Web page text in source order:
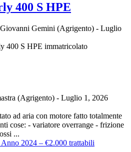
400 S HPE
Gemini (Agrigento) - Luglio
400 S HPE immatricolato
(Agrigento) - Luglio 1, 2026
ad aria con motore fatto totalmente
cose: - variatore overrange - frizione
...